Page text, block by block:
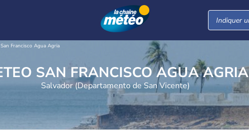
San Francisco Agua Agria
METEO SAN FRANCISCO AGUA AGRIA
Salvador (Departamento de San Vicente)